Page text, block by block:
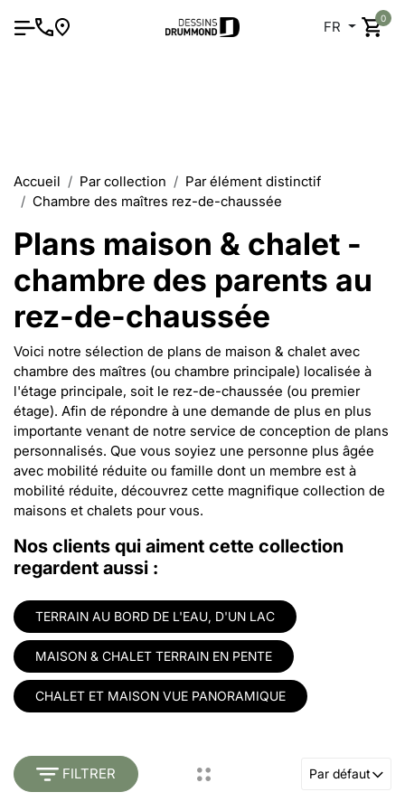
FR
0
Accueil Par collection
Par élément distinctif
Chambre des maîtres rez-de-chaussée
Plans maison & chalet -
chambre des parents au
rez-de-chaussée
Voici notre sélection de plans de maison & chalet avec
chambre des maîtres (ou chambre principale) localisée à
l'étage principale, soit le rez-de-chaussée (ou premier
étage). Afin de répondre à une demande de plus en plus
importante venant de notre service de conception de plans
personnalisés. Que vous soyiez une personne plus âgée
avec mobilité réduite ou famille dont un membre est à
mobilité réduite, découvrez cette magnifique collection de
maisons et chalets pour vous.
Nos clients qui aiment cette collection
regardent aussi :
TERRAIN AU BORD DE L'EAU, D'UN LAC
MAISON & CHALET TERRAIN EN PENTE
CHALET ET MAISON VUE PANORAMIQUE
FILTRER Par défaut